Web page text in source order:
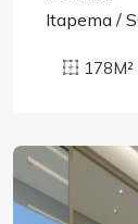
Itapema /
178M²